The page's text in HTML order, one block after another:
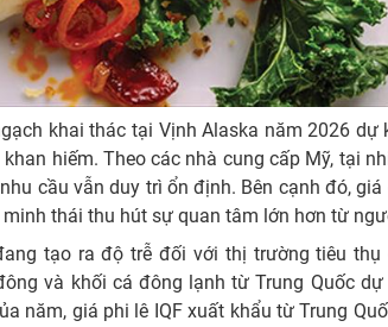
khai thác tại Vịnh Alaska năm 2026 dự
hiếm. Theo các nhà cung cấp Mỹ, tại
cầu vẫn duy trì ổn định. Bên cạnh đó,
thái thu hút sự quan tâm lớn hơn từ
tạo ra độ trễ đối với thị trường tiêu thụ
và khối cá đông lạnh từ Trung Quốc
năm, giá phi lê IQF xuất khẩu từ Trung